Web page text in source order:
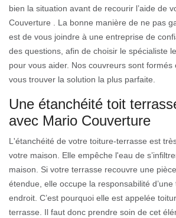
bien la situation avant de recourir l’aide de
Couverture . La bonne manière de ne pas
est de vous joindre à une entreprise de
des questions, afin de choisir le spécialiste
pour vous aider. Nos couvreurs sont
vous trouver la solution la plus parfaite.
Une étanchéité toit
avec Mario Couverture
L'étanchéité de votre toiture-terrasse est
votre maison. Elle empêche l'eau de
maison. Si votre terrasse recouvre une
étendue, elle occupe la responsabilité
endroit. C’est pourquoi elle est appelée
terrasse. Il faut donc prendre soin de cet